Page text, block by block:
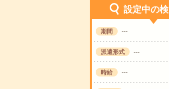
設定中の
期間 ---
派遣形式 ---
時給 ---